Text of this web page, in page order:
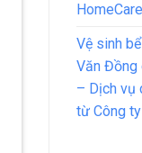
HomeCare
Vệ sinh
Văn Đồng
– Dịch vụ
từ Công